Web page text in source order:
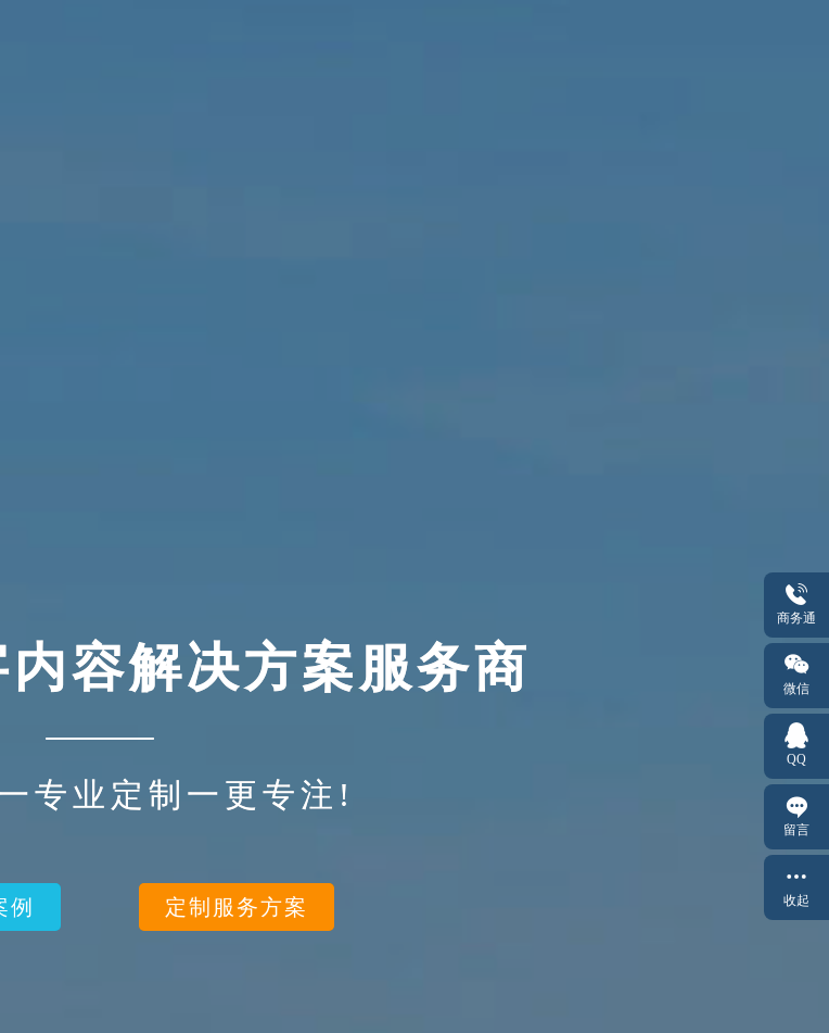
容解决方案服务商
专业定制一更专注!
例 定制服务方案
容解决方案服务商
专业定制一更专注!
例 定制服务方案
容解决方案服务商
专业定制一更专注!
例 定制服务方案
容解决方案服务商
专业定制一更专注!
例 定制服务方案
商务通
微信
QQ
留言
收起